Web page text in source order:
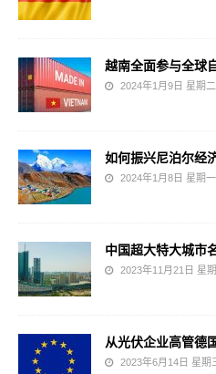
越南全面参与全球
2024年1月9日 星期
如何振兴尼泊尔经
2024年1月8日 星期
中国超大特大城市
2023年11月21日 星
从光伏企业高管德
2023年6月14日 星期